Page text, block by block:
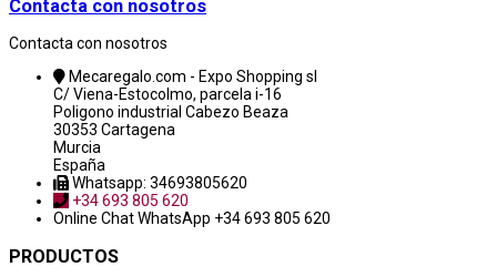
Contacta con nosotros
Contacta con nosotros
Mecaregalo.com - Expo Shopping sl
C/ Viena-Estocolmo, parcela i-16
Poligono industrial Cabezo Beaza
30353 Cartagena
Murcia
España
Whatsapp: 34693805620
+34 693 805 620
Online ChatWhatsApp +34 693 805 620
PRODUCTOS